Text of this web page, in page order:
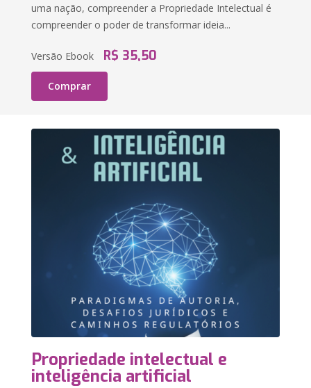
uma nação, compreender a Propriedade Intelectual é
compreender o poder de transformar ideia...
Versão Ebook R$ 35,50
Comprar
Propriedade intelectual e
inteligência artificial